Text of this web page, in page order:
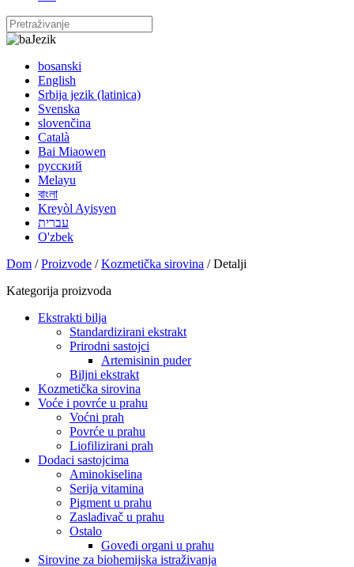
Jezik
bosanski
English
Srbija jezik (latinica)
Svenska
slovenčina
Català
Bai Miaowen
русский
Melayu
বাংলা
Kreyòl Ayisyen
עברית
O'zbek
Dom /Proizvode /Kozmetička sirovina / Detalji
Kategorija proizvoda
Ekstrakti bilja
Standardizirani ekstrakt
Prirodni sastojci
Artemisinin puder
Biljni ekstrakt
Kozmetička sirovina
Voće i povrće u prahu
Voćni prah
Povrće u prahu
Liofilizirani prah
Dodaci sastojcima
Aminokiselina
Serija vitamina
Pigment u prahu
Zaslađivač u prahu
Ostalo
Goveđi organi u prahu
Sirovine za biohemijska istraživanja